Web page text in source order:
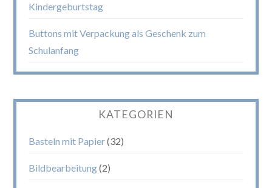
Kindergeburtstag
Buttons mit Verpackung als Geschenk zum
Schulanfang
KATEGORIEN
Basteln mit Papier(32)
Bildbearbeitung(2)